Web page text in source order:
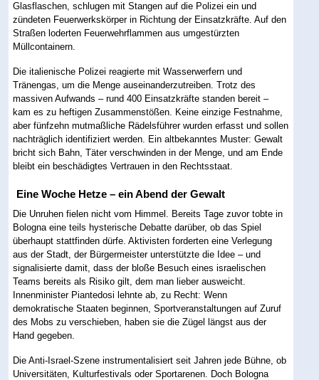
Glasflaschen, schlugen mit Stangen auf die Polizei ein und
zündeten Feuerwerkskörper in Richtung der Einsatzkräfte. Auf den
Straßen loderten Feuerwehrflammen aus umgestürzten
Müllcontainern.
Die italienische Polizei reagierte mit Wasserwerfern und
Tränengas, um die Menge auseinanderzutreiben. Trotz des
massiven Aufwands – rund 400 Einsatzkräfte standen bereit –
kam es zu heftigen Zusammenstößen. Keine einzige Festnahme,
aber fünfzehn mutmaßliche Rädelsführer wurden erfasst und sollen
nachträglich identifiziert werden. Ein altbekanntes Muster: Gewalt
bricht sich Bahn, Täter verschwinden in der Menge, und am Ende
bleibt ein beschädigtes Vertrauen in den Rechtsstaat.
Eine Woche Hetze – ein Abend der Gewalt
Die Unruhen fielen nicht vom Himmel. Bereits Tage zuvor tobte in
Bologna eine teils hysterische Debatte darüber, ob das Spiel
überhaupt stattfinden dürfe. Aktivisten forderten eine Verlegung
aus der Stadt, der Bürgermeister unterstützte die Idee – und
signalisierte damit, dass der bloße Besuch eines israelischen
Teams bereits als Risiko gilt, dem man lieber ausweicht.
Innenminister Piantedosi lehnte ab, zu Recht: Wenn
demokratische Staaten beginnen, Sportveranstaltungen auf Zuruf
des Mobs zu verschieben, haben sie die Zügel längst aus der
Hand gegeben.
Die Anti-Israel-Szene instrumentalisiert seit Jahren jede Bühne, ob
Universitäten, Kulturfestivals oder Sportarenen. Doch Bologna